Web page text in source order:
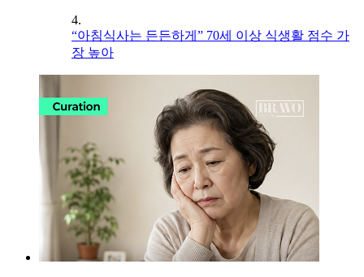
4.
“아침식사는 든든하게” 70세 이상 식생활 점수 가
장 높아